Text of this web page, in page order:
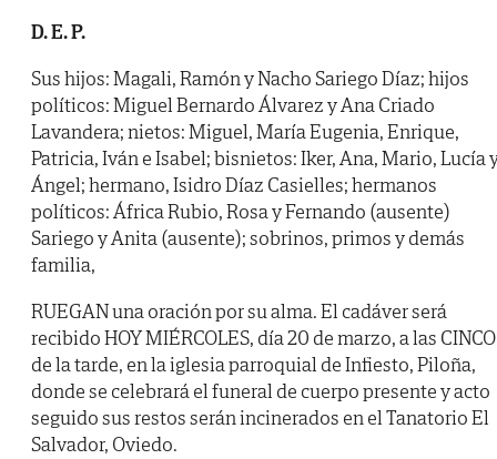
D. E. P.
Sus hijos: Magali, Ramón y Nacho Sariego Díaz; hijos
políticos: Miguel Bernardo Álvarez y Ana Criado
Lavandera; nietos: Miguel, María Eugenia, Enrique,
Patricia, Iván e Isabel; bisnietos: Iker, Ana, Mario, Lucía
Ángel; hermano, Isidro Díaz Casielles; hermanos
políticos: África Rubio, Rosa y Fernando (ausente)
Sariego y Anita (ausente); sobrinos, primos y demás
familia,
RUEGAN una oración por su alma. El cadáver será
recibido HOY MIÉRCOLES, día 20 de marzo, a las CINCO
de la tarde, en la iglesia parroquial de Infiesto, Piloña,
donde se celebrará el funeral de cuerpo presente y acto
seguido sus restos serán incinerados en el Tanatorio El
Salvador, Oviedo.